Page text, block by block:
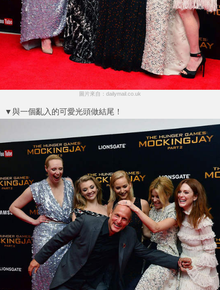
圖片來自：dailymail.co.uk
▼與一個亂入的可愛光頭做結尾！